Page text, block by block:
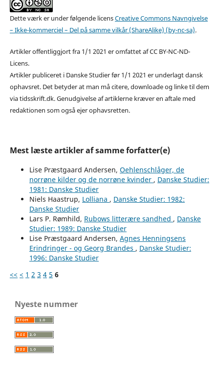
Dette værk er under følgende licensCreative Commons Navngivelse
– Ikke-kommerciel – Del på samme vilkår (ShareAlike) (by-nc-sa).
Artikler offentliggjort fra 1/1 2021 er omfattet af CC BY-NC-ND-
Licens.
Artikler publiceret i Danske Studier før 1/1 2021 er underlagt dansk
ophavsret. Det betyder at man må citere, downloade og linke til dem
via tidsskrift.dk. Genudgivelse af artiklerne kræver en aftale med
redaktionen som også ejer ophavsretten.
Mest læste artikler af samme forfatter(e)
Lise Præstgaard Andersen, Oehlenschlåger, de
norrøne kilder og de norrøne kvinder , Danske Studier:
1981: Danske Studier
Niels Haastrup, Lolliana , Danske Studier: 1982:
Danske Studier
Lars P. Rømhild, Rubows litterære sandhed , Danske
Studier: 1989: Danske Studier
Lise Præstgaard Andersen, Agnes Henningsens
Erindringer - og Georg Brandes , Danske Studier:
1996: Danske Studier
<< < 1 2 3 4 5 6
Nyeste nummer